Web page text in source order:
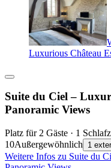
Luxurious Château
Suite du Ciel –
Panoramic Views
Platz für 2 Gäste · 1
10Außergewöhnlich 1
Weitere Infos zu Suite du